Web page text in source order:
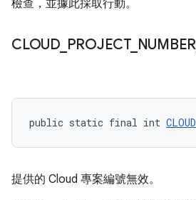
檢查，並據此採取行動。
CLOUD_ PROJECT_ NUMBER
public static final int
提供的 Cloud 專案編號無效。